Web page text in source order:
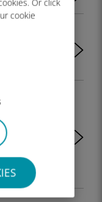
Or click
cookie
sur
code à
un